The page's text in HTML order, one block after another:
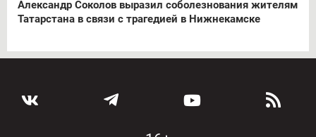
Александр Соколов выразил соболезнования жителям
Татарстана в связи с трагедией в Нижнекамске